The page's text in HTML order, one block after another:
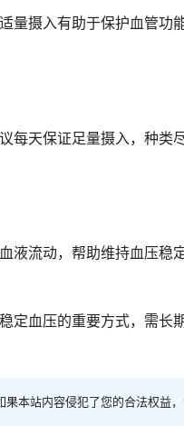
量摄入有助于保护血管功
每天保证足量摄入，种类
液流动，帮助维持血压稳
定血压的重要方式，需长
本站内容侵犯了您的合法权益